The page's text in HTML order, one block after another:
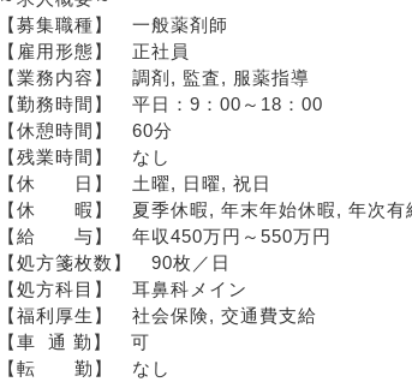
【募集職種】　一般薬剤師
【雇用形態】　正社員
【業務内容】　調剤, 監査, 服薬指導
【勤務時間】　平日：9：00～18：00
【休憩時間】　60分
【残業時間】　なし
【休　　日】　土曜, 日曜, 祝日
【休　　暇】　夏季休暇, 年末年始休暇, 年次有
【給　　与】　年収450万円～550万円
【処方箋枚数】　90枚／日
【処方科目】　耳鼻科メイン
【福利厚生】　社会保険, 交通費支給
【車  通 勤】　可
【転　　勤】　なし